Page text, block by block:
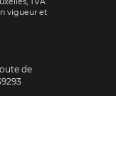
TVA
vigueur et
de